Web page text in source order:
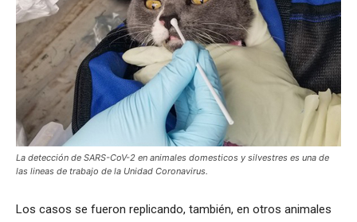
La detección de SARS-CoV-2 en animales domesticos y silvestres es una de
las lineas de trabajo de la Unidad Coronavirus.
Los casos se fueron replicando, también, en otros animales